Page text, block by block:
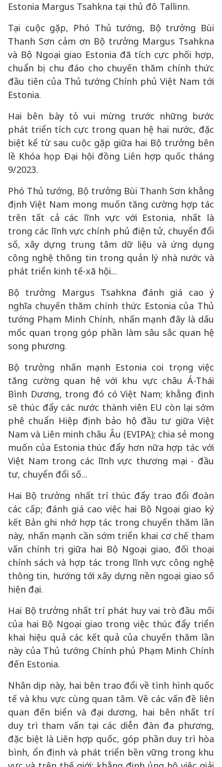
Estonia Margus Tsahkna tại thủ đô Tallinn.
Tại cuộc gặp, Phó Thủ tướng, Bộ trưởng Bùi
Thanh Sơn cảm ơn Bộ trưởng Margus Tsahkna
và Bộ Ngoại giao Estonia đã tích cực phối hợp,
chuẩn bị chu đáo cho chuyến thăm chính thức
đầu tiên của Thủ tướng Chính phủ Việt Nam tới
Estonia.
Hai bên bày tỏ vui mừng trước những bước
phát triển tích cực trong quan hệ hai nước, đặc
biệt kể từ sau cuộc gặp giữa hai Bộ trưởng bên
lề Khóa họp Đại hội đồng Liên hợp quốc tháng
9/2023.
Phó Thủ tướng, Bộ trưởng Bùi Thanh Sơn khẳng
định Việt Nam mong muốn tăng cường hợp tác
trên tất cả các lĩnh vực với Estonia, nhất là
trong các lĩnh vực chính phủ điện tử, chuyển đổi
số, xây dựng trung tâm dữ liệu và ứng dụng
công nghệ thông tin trong quản lý nhà nước và
phát triển kinh tế-xã hội...
Bộ trưởng Margus Tsahkna đánh giá cao ý
nghĩa chuyến thăm chính thức Estonia của Thủ
tướng Phạm Minh Chính, nhấn mạnh đây là dấu
mốc quan trọng góp phần làm sâu sắc quan hệ
song phương.
Bộ trưởng nhấn mạnh Estonia coi trọng việc
tăng cường quan hệ với khu vực châu Á-Thái
Bình Dương, trong đó có Việt Nam; khẳng định
sẽ thúc đẩy các nước thành viên EU còn lại sớm
phê chuẩn Hiệp định bảo hộ đầu tư giữa Việt
Nam và Liên minh châu Âu (EVIPA); chia sẻ mong
muốn của Estonia thúc đẩy hơn nữa hợp tác với
Việt Nam trong các lĩnh vực thương mại - đầu
tư, chuyển đổi số...
Hai Bộ trưởng nhất trí thúc đẩy trao đổi đoàn
các cấp; đánh giá cao việc hai Bộ Ngoại giao ký
kết Bản ghi nhớ hợp tác trong chuyến thăm lần
này, nhấn mạnh cần sớm triển khai cơ chế tham
vấn chính trị giữa hai Bộ Ngoại giao, đối thoại
chính sách và hợp tác trong lĩnh vực công nghệ
thông tin, hướng tới xây dựng nền ngoại giao số
hiện đại.
Hai Bộ trưởng nhất trí phát huy vai trò đầu mối
của hai Bộ Ngoại giao trong việc thúc đẩy triển
khai hiệu quả các kết quả của chuyến thăm lần
này của Thủ tướng Chính phủ Phạm Minh Chính
đến Estonia.
Nhân dịp này, hai bên trao đổi về tình hình quốc
tế và khu vực cùng quan tâm. Về các vấn đề liên
quan đến biển và đại dương, hai bên nhất trí
duy trì tham vấn tại các diễn đàn đa phương,
đặc biệt là Liên hợp quốc, góp phần duy trì hòa
bình, ổn định và phát triển bền vững trong khu